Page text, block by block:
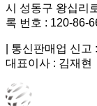
시 성동구 왕십리
록 번호 : 120-86-
| 통신판매업 신고 :
대표이사 : 김재현